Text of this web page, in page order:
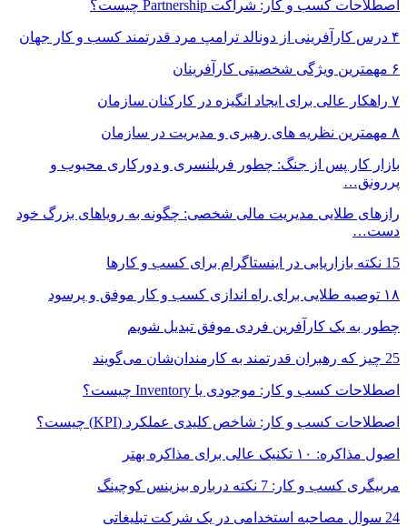
اصطلاحات کسب و کار: شراکت Partnership چیست؟
۴ درس کارآفرینی از دونالد ترامپ مرد قدرتمند کسب و کار جهان
۶ مهمترین ویژگی شخصیتی کارآفرینان
۷ راهکار عالی برای ایجاد انگیزه در کارکنان سازمان
۸ مهمترین نظریه های رهبری و مدیریت در سازمان
بازار کار پس از جنگ: چطور فریلنسری و دورکاری محبوب و
پررونق…
رازهای طلایی مدیریت مالی شخصی: چگونه به رویاهای بزرگ خود
دست…
15 نکته بازاریابی در اینستاگرام برای کسب و کارها
۱۸ توصیه طلایی برای راه اندازی کسب و کار موفق و پرسود
چطور به یک کارآفرین فردی موفق تبدیل شویم
25 چیز که رهبران قدرتمند به کارمندان‌شان می‌گویند
اصطلاحات کسب و کار: موجودی یا Inventory چیست؟
اصطلاحات کسب و کار: شاخص کلیدی عملکرد (KPI) چیست؟
اصول مذاکره: ۱۰ تکنیک عالی برای مذاکره بهتر
مربیگری کسب و کار: 7 نکته درباره بیزینس کوچینگ
24 سوال مصاحبه استخدامی در یک شرکت تبلیغاتی